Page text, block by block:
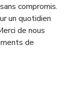
compromis.
un quotidien
de nous
de